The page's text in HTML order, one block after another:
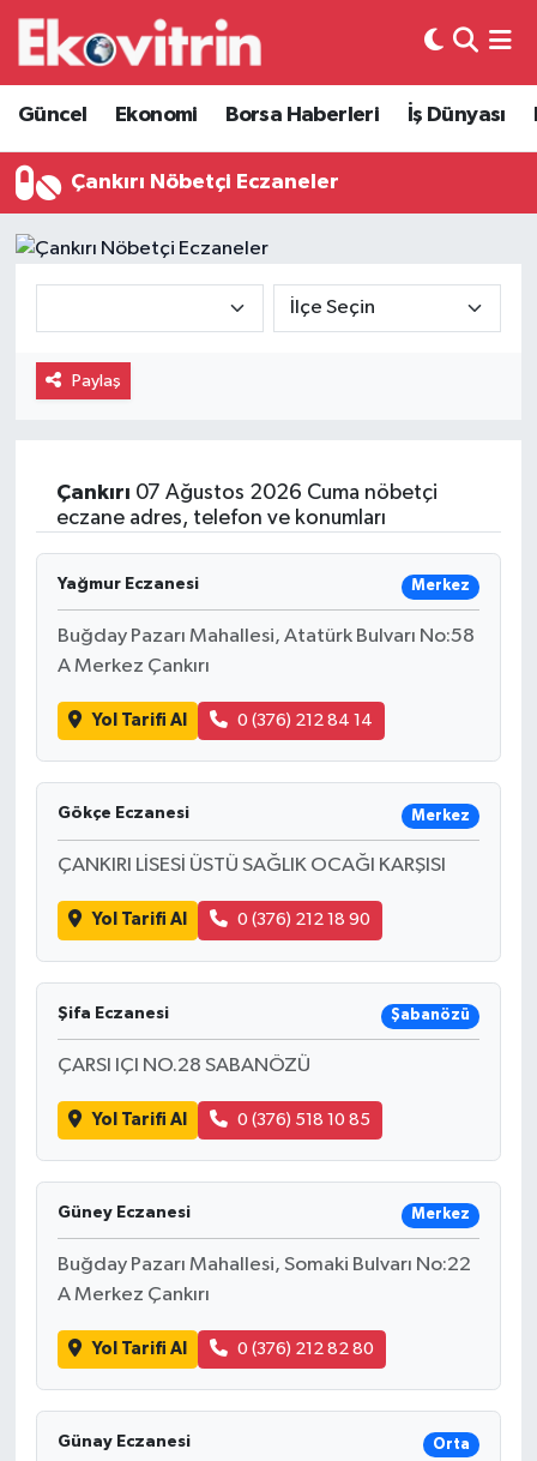
Güncel Ekonomi Borsa Haberleri İş Dünyası
Çankırı Nöbetçi Eczaneler
Paylaş
Çankırı 07 Ağustos 2026 Cuma nöbetçi
eczane adres, telefon ve konumları
Yağmur Eczanesi Merkez
Buğday Pazarı Mahallesi, Atatürk Bulvarı No:58
A Merkez Çankırı
Yol Tarifi Al 0 (376) 212 84 14
Gökçe Eczanesi Merkez
ÇANKIRI LİSESİ ÜSTÜ SAĞLIK OCAĞI KARŞISI
Yol Tarifi Al 0 (376) 212 18 90
Şifa Eczanesi Şabanözü
ÇARSI IÇI NO.28 SABANÖZÜ
Yol Tarifi Al 0 (376) 518 10 85
Güney Eczanesi Merkez
Buğday Pazarı Mahallesi, Somaki Bulvarı No:22
A Merkez Çankırı
Yol Tarifi Al 0 (376) 212 82 80
Günay Eczanesi Orta
Güncel
Ekonomi
Borsa Haberleri
Lojistik
Otovitrin
Magazin
Gayrimenkul
Spor
Eğitim
Hava Durumu
Trafik Durumu
Süper Lig Puan Durumu ve Fikstür
Son Dakika Haberleri
Haber Arşivi